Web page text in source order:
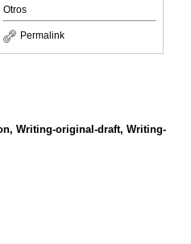
Otros
Permalink
Writing-original-draft, Writing-